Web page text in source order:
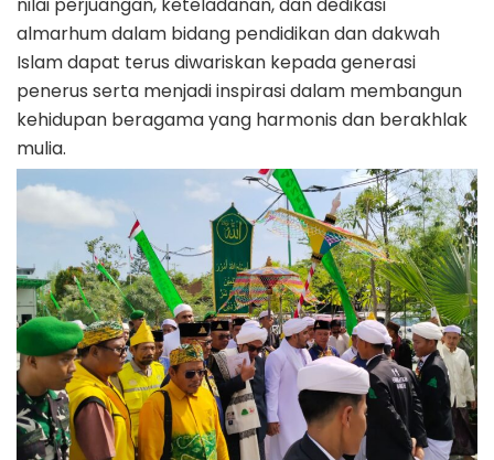
nilai perjuangan, keteladanan, dan dedikasi
almarhum dalam bidang pendidikan dan dakwah
Islam dapat terus diwariskan kepada generasi
penerus serta menjadi inspirasi dalam membangun
kehidupan beragama yang harmonis dan berakhlak
mulia.